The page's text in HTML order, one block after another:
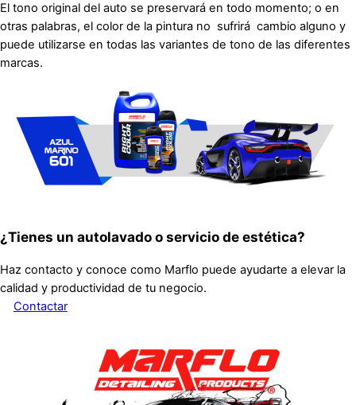
El tono original del auto se preservará en todo momento; o en
otras palabras, el color de la pintura no sufrirá cambio alguno y
puede utilizarse en todas las variantes de tono de las diferentes
marcas.
¿Tienes un autolavado o servicio de estética?
Haz contacto y conoce como Marflo puede ayudarte a elevar la
calidad y productividad de tu negocio.
Contactar